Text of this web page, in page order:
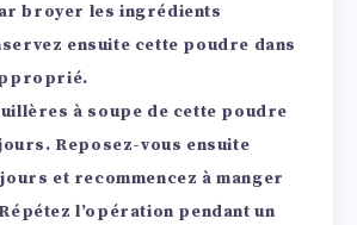
broyer les ingrédients
ensuite cette poudre dans
à soupe de cette poudre
Reposez-vous ensuite
et recommencez à manger
l’opération pendant un